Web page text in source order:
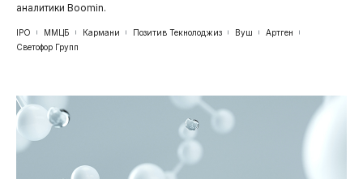
аналитики Boomin.
IPO ММЦБ Кармани Позитив Текнолоджиз Вуш
Артген
Светофор Групп